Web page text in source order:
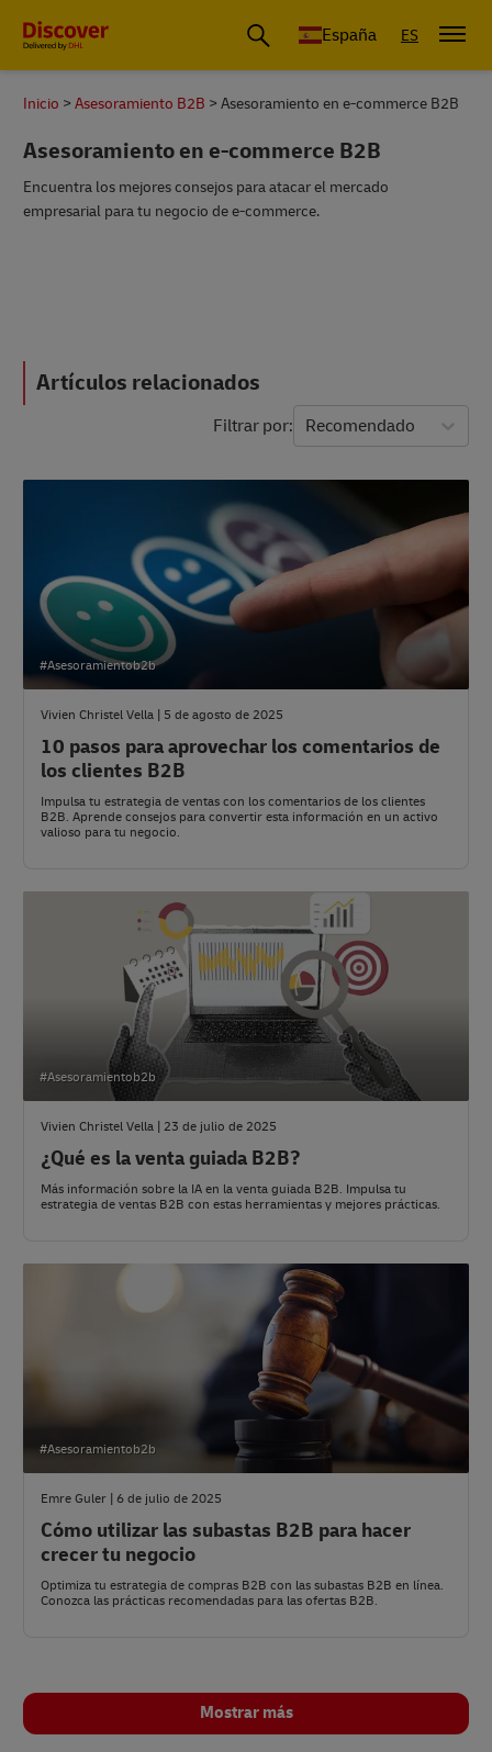
España ES
Inicio Asesoramiento B2B Asesoramiento en e-commerce B2B
Asesoramiento en e-commerce B2B
Encuentra los mejores consejos para atacar el mercado
empresarial para tu negocio de e-commerce.
Artículos relacionados
Filtrar por Recomendado
#Asesoramientob2b
Vivien Christel Vella | 5 de agosto de 2025
10 pasos para aprovechar los comentarios de
los clientes B2B
Impulsa tu estrategia de ventas con los comentarios de los clientes
B2B. Aprende consejos para convertir esta información en un activo
valioso para tu negocio.
#Asesoramientob2b
Vivien Christel Vella | 23 de julio de 2025
¿Qué es la venta guiada B2B?
Más información sobre la IA en la venta guiada B2B. Impulsa tu
estrategia de ventas B2B con estas herramientas y mejores prácticas.
#Asesoramientob2b
Emre Guler | 6 de julio de 2025
Cómo utilizar las subastas B2B para hacer
crecer tu negocio
Optimiza tu estrategia de compras B2B con las subastas B2B en línea.
Conozca las prácticas recomendadas para las ofertas B2B.
Mostrar más